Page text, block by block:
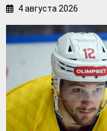
4 августа 2026